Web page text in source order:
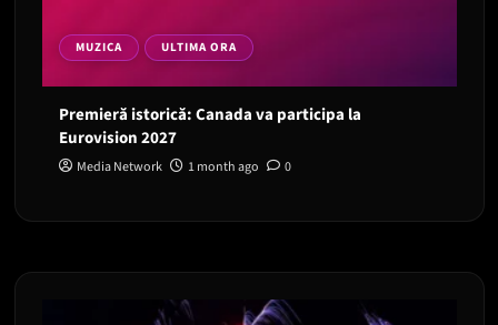
MUZICA ULTIMA ORA
Premieră istorică: Canada va participa la
Eurovision 2027
Media Network 1 month ago 0